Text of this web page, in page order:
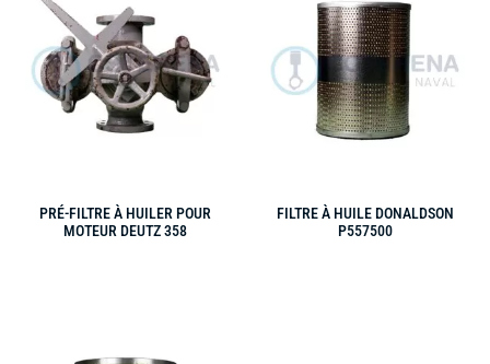
PRÉ-FILTRE À HUILER POUR
MOTEUR DEUTZ 358
FILTRE À HUILE DONALDSON
P557500